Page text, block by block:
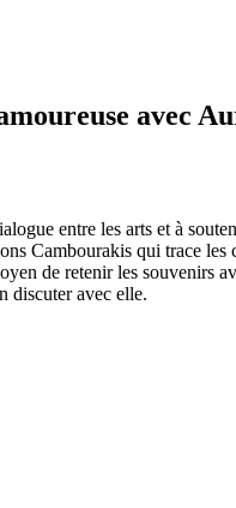
avec
entre les arts et à
Cambourakis qui trace
de retenir les souvenirs
discuter avec elle.